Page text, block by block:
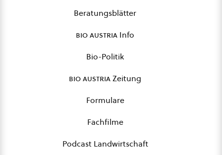
Beratungsblätter
bio austria Info
Bio-Politik
bio austriaZeitung
Formulare
Fachfilme
Podcast Landwirtschaft